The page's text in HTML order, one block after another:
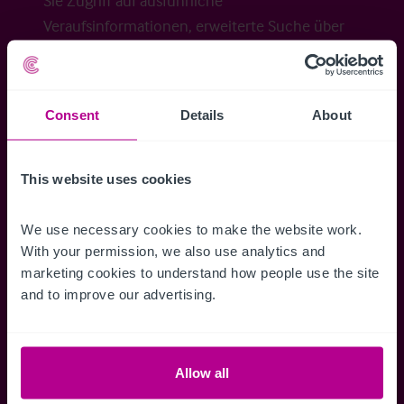
Consent Details About
This website uses cookies
We use necessary cookies to make the website work.
With your permission, we also use analytics and
marketing cookies to understand how people use the site
and to improve our advertising.
Allow all
Veraufsinformationen, erweiterte Suche über
erhalten.
Zugriff auf alle
Informationen
Erhalten Sie Zugriff auf alle
Speichern